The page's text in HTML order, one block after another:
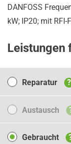
DANFOSS
kW; IP20; mit RFI-
Leistungen
Reparatur
Reparatur ?
Austausch
Austausch
Gebraucht
Gebraucht